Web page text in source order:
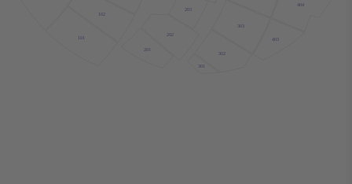
101
102
201
202
203
301
302
303
403
404